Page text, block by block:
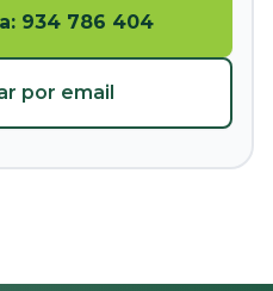
934 786 404
por email